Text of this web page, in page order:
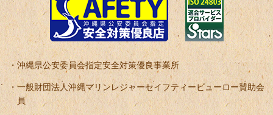
沖縄県公安委員会指定安全対策優良事業所
一般財団法人沖縄マリンレジャーセイフティービューロー賛助会
員